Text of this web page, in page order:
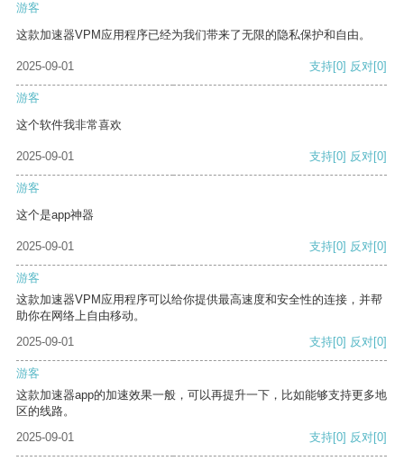
游客
这款加速器VPM应用程序已经为我们带来了无限的隐私保护和自由。
2025-09-01 支持[0] 反对[0]
游客
这个软件我非常喜欢
2025-09-01 支持[0] 反对[0]
游客
这个是app神器
2025-09-01 支持[0] 反对[0]
游客
这款加速器VPM应用程序可以给你提供最高速度和安全性的连接，并帮
助你在网络上自由移动。
2025-09-01
支持[0] 反对[0]
游客
这款加速器app的加速效果一般，可以再提升一下，比如能够支持更多地
区的线路。
2025-09-01
支持[0] 反对[0]